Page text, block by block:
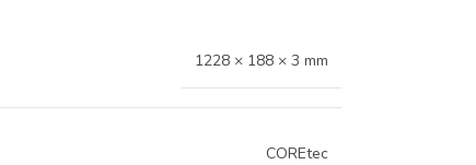
1228 × 188 × 3 mm
COREtec